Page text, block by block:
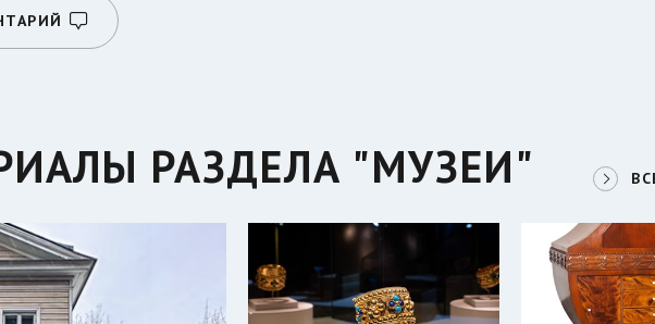
РАЗДЕЛА "МУЗЕИ"